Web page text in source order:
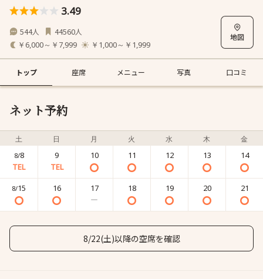
3.49
544人 44560人
￥6,000～￥7,999 ￥1,000～￥1,999
トップ 座席 メニュー 写真 口コミ
ネット予約
土 日 月 火 水 木 金
8/8 9 10 11 12 13 14
8/15 16 17 18 19 20 21
8/22(土)以降の空席を確認